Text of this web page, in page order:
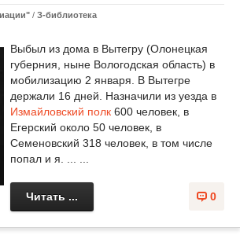
/ З-библиотека
Выбыл из дома в Вытегру (Олонецкая
губерния, ныне Вологодская область) в
мобилизацию 2 января. В Вытегре
держали 16 дней. Назначили из уезда в
Измайловский полк 600 человек, в
Егерский около 50 человек, в
Семеновский 318 человек, в том числе
попал и я. ... ...
0
Читать ...